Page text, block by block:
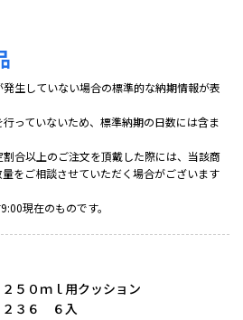
生していない場合の標準的な納期情報が表
っていないため、標準納期の日数には含ま
合以上のご注文を頂戴した際には、当該商
をご相談させていただく場合がございます
現在のものです。
５０ｍｌ用クッション
３６ ６入